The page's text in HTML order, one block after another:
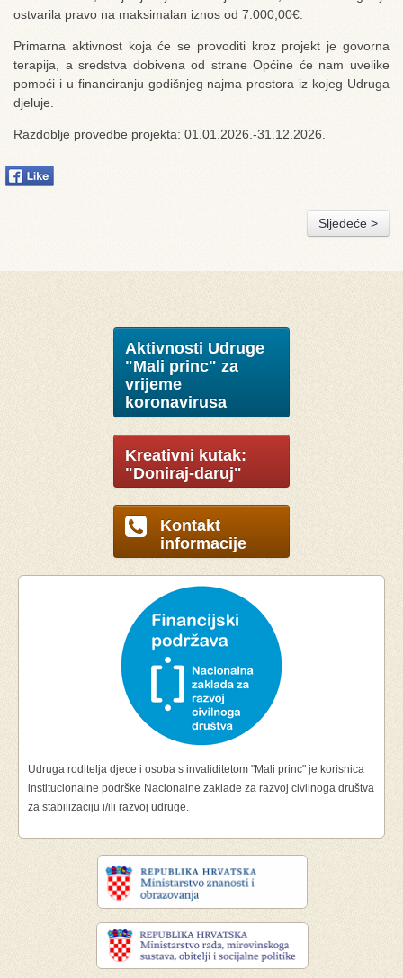
ostvarila pravo na maksimalan iznos od 7.000,00€.
Primarna aktivnost koja će se provoditi kroz projekt je govorna
terapija, a sredstva dobivena od strane Općine će nam uvelike
pomoći i u financiranju godišnjeg najma prostora iz kojeg Udruga
djeluje.
Razdoblje provedbe projekta: 01.01.2026.-31.12.2026.
Sljedeće >
Aktivnosti Udruge
"Mali princ" za
vrijeme
koronavirusa
Kreativni kutak:
"Doniraj-daruj"
Kontakt
informacije
Udruga roditelja djece i osoba s invaliditetom "Mali princ" je korisnica
institucionalne podrške Nacionalne zaklade za razvoj civilnoga društva
za stabilizaciju i/ili razvoj udruge.